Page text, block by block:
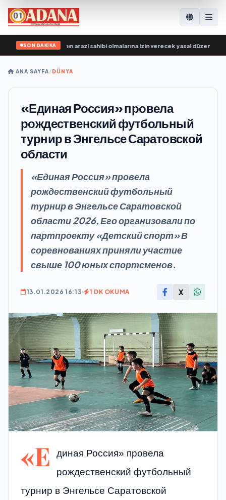
SON DAKİKA
katılımcılarının arazi sahibi olmalarına izin verecek yasal düzenlemeler
ANA SAYFA/DÜNYA
«Единая Россия» провела
рождественский футбольный
турнир в Энгельсе Саратовской
области
«Единая Россия» провела
рождественский футбольный
турнир в Энгельсе Саратовской
области 2026, Его организовали по
партпроекту «Детский спорт» В
соревнованиях приняли участие
свыше 100 юных спортсменов.
13.01.2026 16:13 1 DK OKUMA X
«Е
диная Россия» провела
рождественский футбольный
турнир в Энгельсе Саратовской